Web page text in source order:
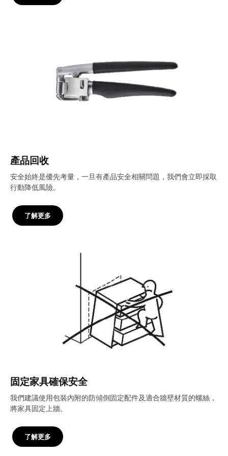
產品回收
安全始終是優先考量，一旦有產品安全相關問題，我們會立即採取
行動降低風險。
了解更多
固定家具確保安全
我們建議使用包裝內附的防傾倒固定配件及適合牆壁材質的螺絲，
將家具固定上牆。
了解更多